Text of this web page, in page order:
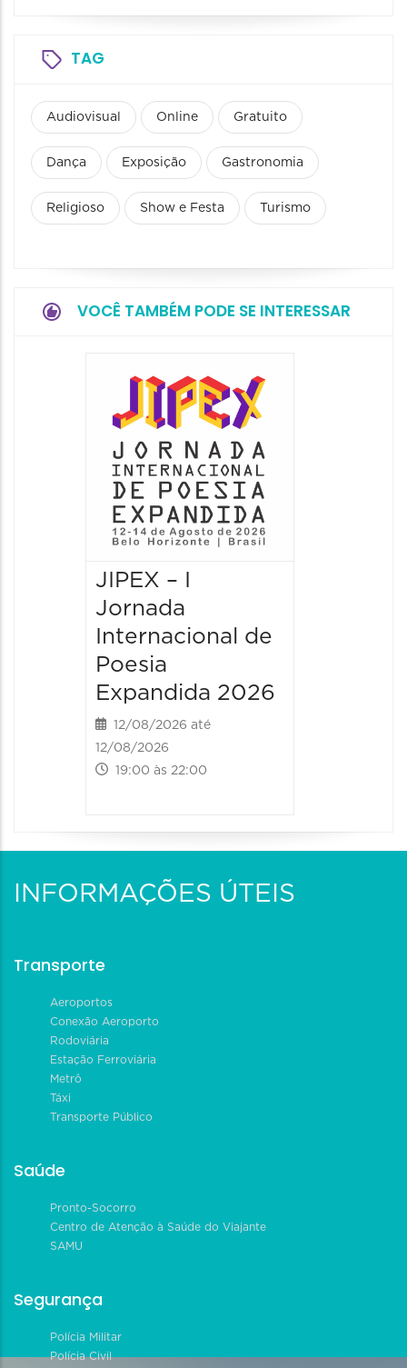
TAG
Audiovisual Online Gratuito
Dança Exposição Gastronomia
Religioso Show e Festa Turismo
VOCÊ TAMBÉM PODE SE INTERESSAR
JIPEX – I
Jornada
Internacional de
Poesia
Expandida 2026
12/08/2026 até
12/08/2026
19:00 às 22:00
INFORMAÇÕES ÚTEIS
Transporte
Aeroportos
Conexão Aeroporto
Rodoviária
Estação Ferroviária
Metrô
Táxi
Transporte Público
Saúde
Pronto-Socorro
Centro de Atenção à Saúde do Viajante
SAMU
Segurança
Polícia Militar
Polícia Civil